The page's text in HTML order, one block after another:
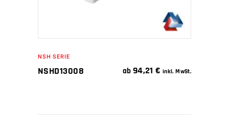
NSH SERIE
NSHD13008 ab 94,21€ inkl. MwSt.